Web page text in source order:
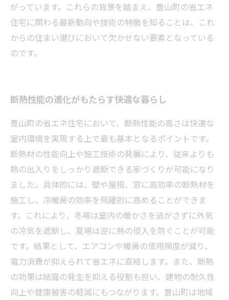
がっています。これらの背景を踏まえ、豊山町の省エネ
住宅に関わる最新動向や技術の特徴を知ることは、これ
からの住まい選びにおいて欠かせない要素となっている
のです。
断熱性能の進化がもたらす快適な暮らし
豊山町の省エネ住宅において、断熱性能の高さは快適な
室内環境を実現する上で最も基本となるポイントです。
断熱材の性能向上や施工技術の発展により、従来よりも
熱の出入りをしっかり遮断できる家づくりが可能になり
ました。具体的には、壁や屋根、窓に高効率の断熱材を
施工し、冷暖房の効率を飛躍的に高めることができま
す。これにより、冬場は室内の暖かさを逃がさずに外気
の冷気を遮断し、夏場は逆に熱の侵入を防ぐことが可能
です。結果として、エアコンや暖房の使用頻度が減り、
電力消費が抑えられて省エネに直結します。また、断熱
の効果は結露の発生を抑える役割も担い、建物の耐久性
向上や健康被害の軽減にもつながります。豊山町は地域